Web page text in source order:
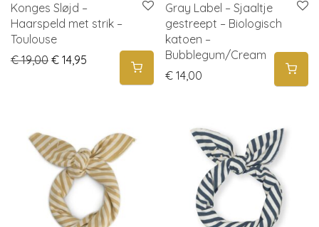
Konges Sløjd –
Haarspeld met strik –
Toulouse
€19,00 Original price was: € 19,00.
€ 14,95 Current price is: € 14,95.
Gray Label – Sjaaltje
gestreept – Biologisch
katoen –
Bubblegum/Cream
€ 14,00